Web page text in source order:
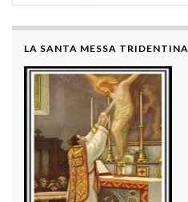
LA SANTA MESSA TRIDENTINA